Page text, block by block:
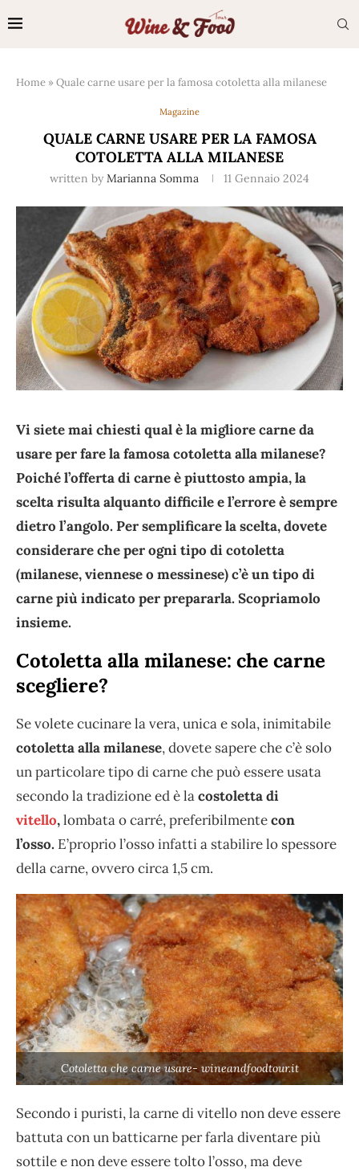
Home »Quale carne usare per la famosa cotoletta alla milanese
Magazine
QUALE CARNE USARE PER LA FAMOSA
COTOLETTA ALLA MILANESE
written by Marianna Somma 11 Gennaio 2024
Vi siete mai chiesti qual è la migliore carne da
usare per fare la famosa cotoletta alla milanese?
Poiché l’offerta di carne è piuttosto ampia, la
scelta risulta alquanto difficile e l’errore è sempre
dietro l’angolo. Per semplificare la scelta, dovete
considerare che per ogni tipo di cotoletta
(milanese, viennese o messinese) c’è un tipo di
carne più indicato per prepararla. Scopriamolo
insieme.
Cotoletta alla milanese: che carne
scegliere?
Se volete cucinare la vera, unica e sola, inimitabile
cotoletta alla milanese, dovete sapere che c’è solo
un particolare tipo di carne che può essere usata
secondo la tradizione ed è lacostoletta di
vitello,lombata o carré, preferibilmentecon
l’osso. E’proprio l’osso infatti a stabilire lo spessore
della carne, ovvero circa 1,5 cm.
Cotoletta che carne usare- wineandfoodtour.it
Secondo i puristi, la carne di vitello non deve essere
battuta con un batticarne per farla diventare più
sottile e non deve essere tolto l’osso, ma deve